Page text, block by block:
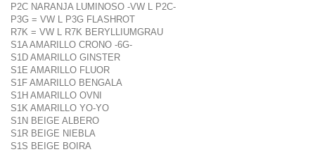
P2C NARANJA LUMINOSO -VW L P2C-
P3G = VW L P3G FLASHROT
R7K = VW L R7K BERYLLIUMGRAU
S1A AMARILLO CRONO -6G-
S1D AMARILLO GINSTER
S1E AMARILLO FLUOR
S1F AMARILLO BENGALA
S1H AMARILLO OVNI
S1K AMARILLO YO-YO
S1N BEIGE ALBERO
S1R BEIGE NIEBLA
S1S BEIGE BOIRA